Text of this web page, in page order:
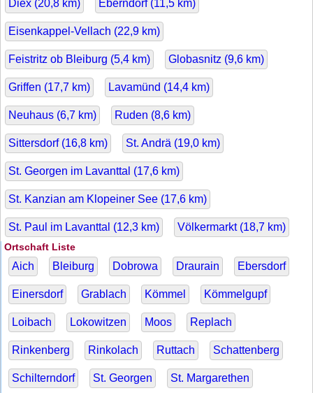
Diex (20,8 km) Eberndorf (11,5 km)
Eisenkappel-Vellach (22,9 km)
Feistritz ob Bleiburg (5,4 km) Globasnitz (9,6 km)
Griffen (17,7 km) Lavamünd (14,4 km)
Neuhaus (6,7 km) Ruden (8,6 km)
Sittersdorf (16,8 km) St. Andrä (19,0 km)
St. Georgen im Lavanttal (17,6 km)
St. Kanzian am Klopeiner See (17,6 km)
St. Paul im Lavanttal (12,3 km) Völkermarkt (18,7 km)
Ortschaft Liste
Aich Bleiburg Dobrowa Draurain Ebersdorf
Einersdorf Grablach Kömmel Kömmelgupf
Loibach Lokowitzen Moos Replach
Rinkenberg Rinkolach Ruttach Schattenberg
Schilterndorf St. Georgen St. Margarethen